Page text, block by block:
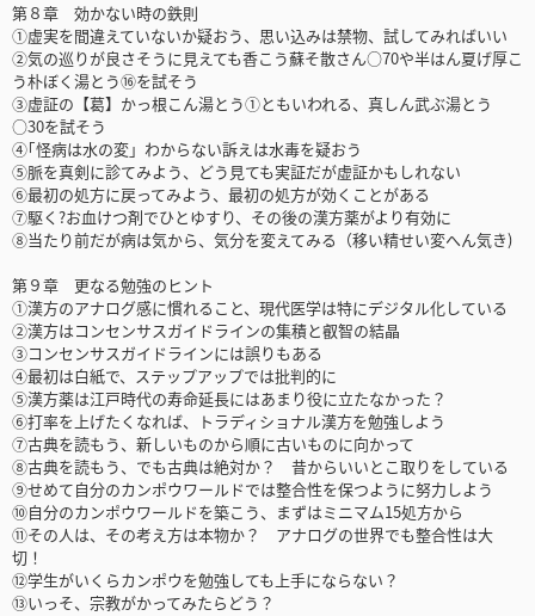
第８章 効かない時の鉄則
①虚実を間違えていないか疑おう、思い込みは禁物、試してみればいい
②気の巡りが良さそうに見えても香こう蘇そ散さん○70や半はん夏げ厚こ
う朴ぼく湯とう⑯を試そう
③虚証の【葛】かっ根こん湯とう①ともいわれる、真しん武ぶ湯とう
○30を試そう
④｢怪病は水の変」わからない訴えは水毒を疑おう
⑤脈を真剣に診てみよう、どう見ても実証だが虚証かもしれない
⑥最初の処方に戻ってみよう、最初の処方が効くことがある
⑦駆く?お血けつ剤でひとゆすり、その後の漢方薬がより有効に
⑧当たり前だが病は気から、気分を変えてみる（移い精せい変へん気き)
第９章 更なる勉強のヒント
①漢方のアナログ感に慣れること、現代医学は特にデジタル化している
②漢方はコンセンサスガイドラインの集積と叡智の結晶
③コンセンサスガイドラインには誤りもある
④最初は白紙で、ステップアップでは批判的に
⑤漢方薬は江戸時代の寿命延長にはあまり役に立たなかった？
⑥打率を上げたくなれば、トラディショナル漢方を勉強しよう
⑦古典を読もう、新しいものから順に古いものに向かって
⑧古典を読もう、でも古典は絶対か？ 昔からいいとこ取りをしている
⑨せめて自分のカンポウワールドでは整合性を保つように努力しよう
⑩自分のカンポウワールドを築こう、まずはミニマム15処方から
⑪その人は、その考え方は本物か？ アナログの世界でも整合性は大
切！
⑫学生がいくらカンポウを勉強しても上手にならない？
⑬いっそ、宗教がかってみたらどう？